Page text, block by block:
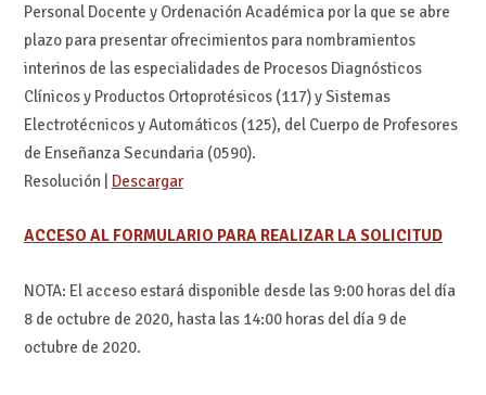
Personal Docente y Ordenación Académica por la que se abre
plazo para presentar ofrecimientos para nombramientos
interinos de las especialidades de Procesos Diagnósticos
Clínicos y Productos Ortoprotésicos (117) y Sistemas
Electrotécnicos y Automáticos (125), del Cuerpo de Profesores
de Enseñanza Secundaria (0590).
Resolución | Descargar
ACCESO AL FORMULARIO PARA REALIZAR LA SOLICITUD
NOTA: El acceso estará disponible desde las 9:00 horas del día
8 de octubre de 2020, hasta las 14:00 horas del día 9 de
octubre de 2020.